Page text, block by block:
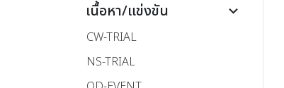
เนื้อหา/แข่งขัน keyboard_arrow_down
CW-TRIAL
NS-TRIAL